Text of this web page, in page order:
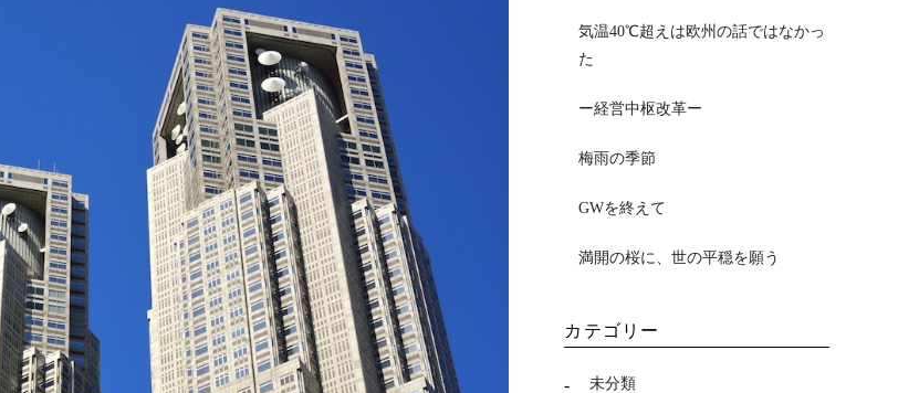
気温40℃超えは欧州の話ではなかっ
た
ー経営中枢改革ー
梅雨の季節
GWを終えて
満開の桜に、世の平穏を願う
カテゴリー
未分類